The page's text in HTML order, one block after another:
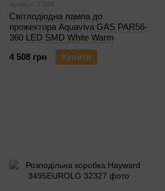
Артикул: 27688
Світлодіодна лампа до
прожектора Aquaviva GAS PAR56-
360 LED SMD White Warm
4 508 грн
Купити